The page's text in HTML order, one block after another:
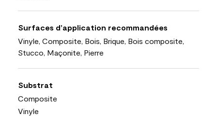
Surfaces d’application recommandées
Vinyle, Composite, Bois, Brique, Bois composite,
Stucco, Maçonite, Pierre
Substrat
Composite
Vinyle